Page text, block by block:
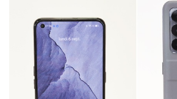
BOUTIQUE
CULTURE
HIGH TECH